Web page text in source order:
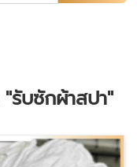
"รับซักผ้าสปา"